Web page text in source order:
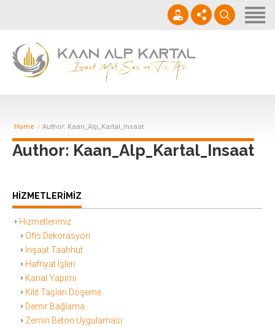
Ana Sayfa
Hizmetlerimiz
İletişim
+0 282 726 34 52
Pts.-Cts. 9AM-19PM
Home Author: Kaan_Alp_Kartal_Insaat
Author: Kaan_Alp_Kartal_Insaat
HIZMETLERIMIZ
Hizmetlerimiz
Ofis Dekorasyon
İnşaat Taahhüt
Hafriyat İşleri
Kanal Yapımı
Kilit Taşları Döşeme
Demir Bağlama
Zemin Beton Uygulaması